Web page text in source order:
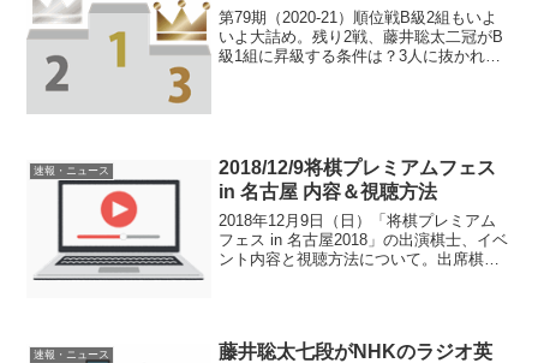
第79期（2020-21）順位戦B級2組もいよ
いよ大詰め。残り2戦、藤井聡太二冠がB
級1組に昇級する条件は？3人に抜かれな
速報・ニュース
2018/12/9将棋プレミアムフェス
in 名古屋 内容＆視聴方法
2018年12月9日（日）「将棋プレミアム
フェス in 名古屋2018」の出演棋士、イベ
ント内容と視聴方法について。出席棋士
速報・ニュース
藤井聡太七段がNHKのラジオ英